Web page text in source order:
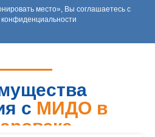
место», Вы соглашаетесь с
с МИДО в